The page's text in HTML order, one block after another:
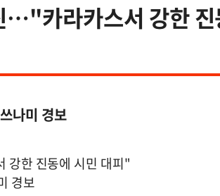
…"카라카스서 강한
나미 경보
한 진동에 시민 대피"
경보